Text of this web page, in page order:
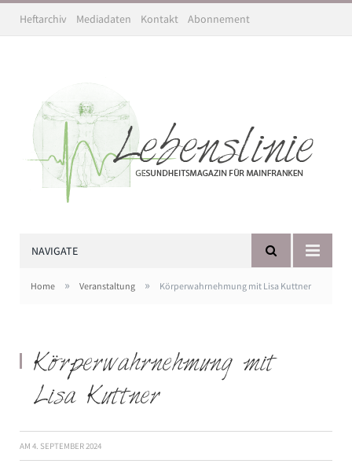
Heftarchiv Mediadaten Kontakt Abonnement
NAVIGATE
Home » Veranstaltung » Körperwahrnehmung mit Lisa Kuttner
Körperwahrnehmung mit
Lisa Kuttner
AM 4. SEPTEMBER 2024